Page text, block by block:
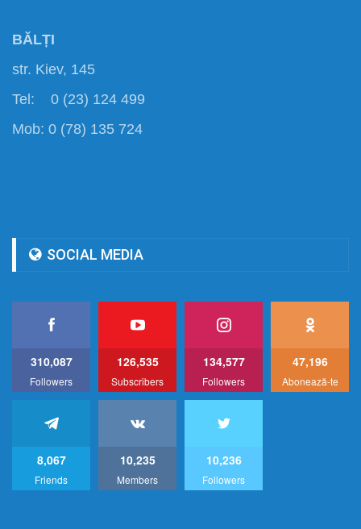
BĂLȚI
str. Kiev, 145
Tel: 0 (23) 124 499
Mob: 0 (78) 135 724
SOCIAL MEDIA
310,087
Followers
126,535
Subscribers
134,577
Followers
47,196
Abonează-te
8,067
Friends
10,235
Members
10,236
Followers